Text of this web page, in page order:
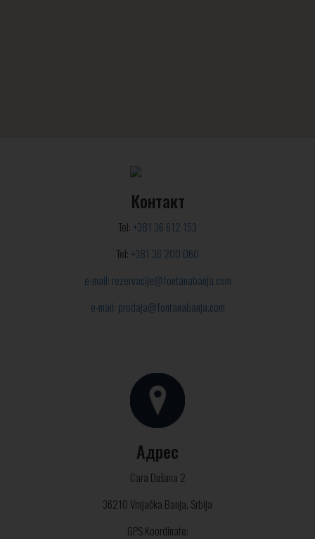
Контакт
Tel: +381 36 612 153
Tel: +381 36 200 060
e-mail: rezervacije@fontanabanja.com
e-mail: prodaja@fontanabanja.com
Адрес
Cara Dušana 2
36210 Vrnjačka Banja, Srbija
GPS Koordinate: